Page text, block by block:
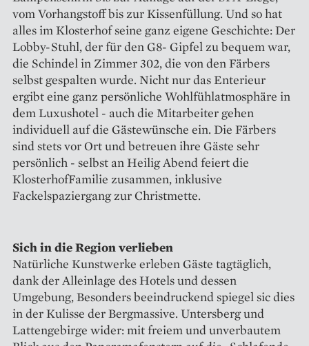
vom Vorhangstoff bis zur Kissenfüllung. Und so hat
alles im Klosterhof seine ganz eigene Geschichte: Der
Lobby-Stuhl, der für den G8- Gipfel zu bequem war,
die Schindel in Zimmer 302, die von den Färbers
selbst gespalten wurde. Nicht nur das Enterieur
ergibt eine ganz persönliche Wohlfühlatmosphäre in
dem Luxushotel - auch die Mitarbeiter gehen
individuell auf die Gästewünsche ein. Die Färbers
sind stets vor Ort und betreuen ihre Gäste sehr
persönlich - selbst an Heilig Abend feiert die
Klosterhof­Familie zusammen, inklusive
Fackelspaziergang zur Christmette.
Sich in die Region verlieben
Natürliche Kunstwerke erleben Gäste tagtäglich,
dank der Alleinlage des Hotels und dessen
Umgebung, Besonders beeindruckend spiegel sic dies
in der Kulisse der Bergmassive. Untersberg und
Lattengebirge wider: mit freiem und unverbautem